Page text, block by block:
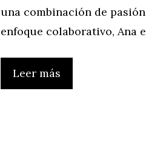
una combinación de
enfoque colaborativo, Ana
Leer más